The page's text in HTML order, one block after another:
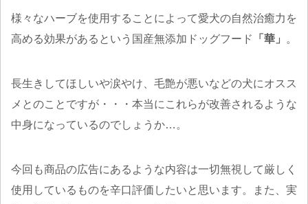
様々なハーブを使用することによって愛犬の自然治癒力を
高める効果があるという国産無添加ドッグフード
「華」 。
長生きしてほしいや涙やけ、毛艶が悪いなどの犬にオスス
メとのことですが・・・本当にこれらが改善されるような
中身になっているのでしょうか…。
今回も商品の広告にあるような内容は一切無視して厳しく
使用しているものを辛口評価したいと思います。また、実